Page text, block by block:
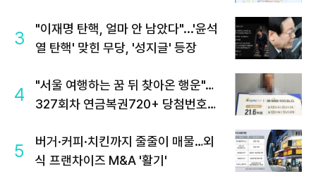
3
"이재명 탄핵, 얼마 안 남았다"...'윤석
열 탄핵' 맞힌 무당, '성지글' 등장
4
"서울 여행하는 꿈 뒤 찾아온 행운"…
327회차 연금복권720+ 당첨번호조
5
버거·커피·치킨까지 줄줄이 매물…외
식 프랜차이즈 M&A '활기'